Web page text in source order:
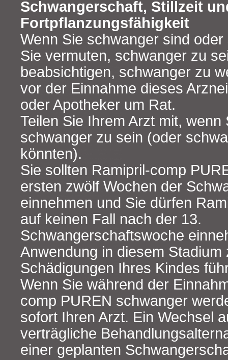
Schwangerschaft, Stillzeit
Fortpflanzungsfähigkeit
Wenn Sie schwanger sind
Sie vermuten, schwanger zu
beabsichtigen, schwanger zu
vor der Einnahme dieses
oder Apotheker um Rat.
Teilen Sie Ihrem Arzt mit, wenn
schwanger zu sein (oder
könnten).
Sie sollten Ramipril-comp
ersten zwölf Wochen der
einnehmen und Sie dürfen
auf keinen Fall nach der 13.
Schwangerschaftswoche
Anwendung in diesem Stadium
Schädigungen Ihres Kindes
Wenn Sie während der
comp PUREN schwanger
sofort Ihren Arzt. Ein Wechsel
verträgliche
einer geplanten